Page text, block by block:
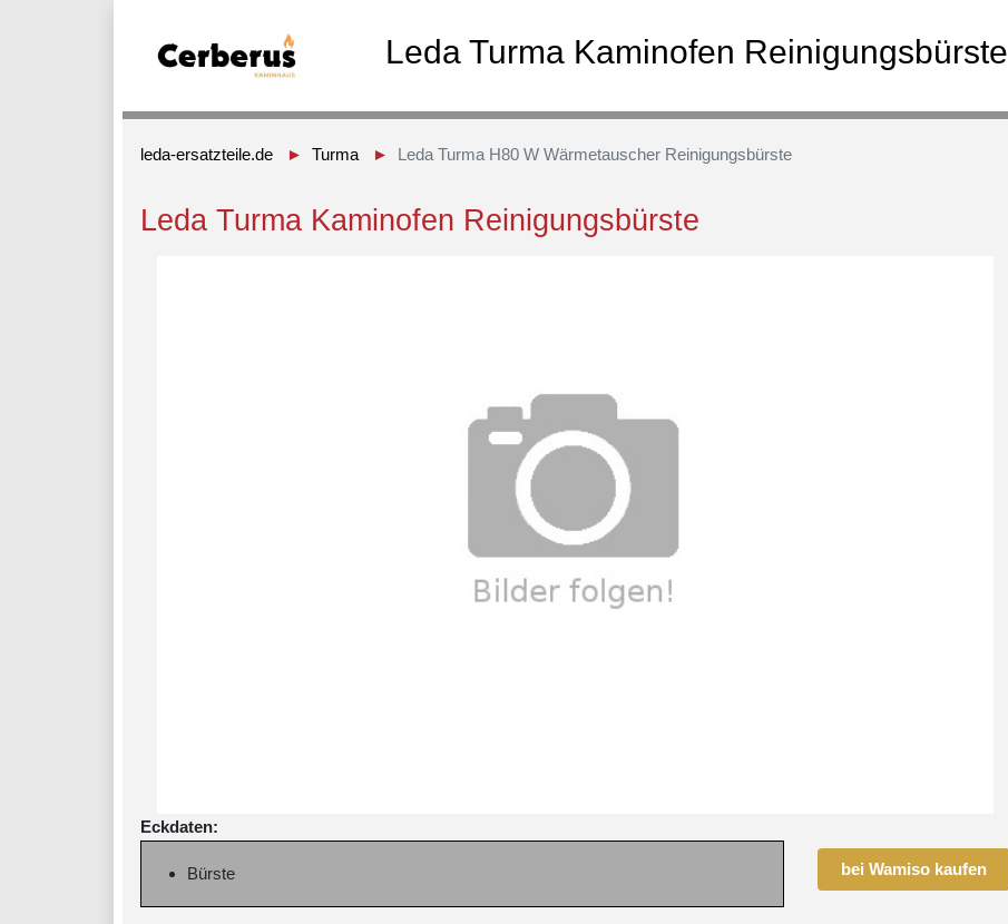
Leda Turma Kaminofen Reinigungsbürste
leda-ersatzteile.de Turma Leda Turma H80 W Wärmetauscher Reinigungsbürste
Leda Turma Kaminofen Reinigungsbürste
Eckdaten:
Bürste bei Wamiso kaufen